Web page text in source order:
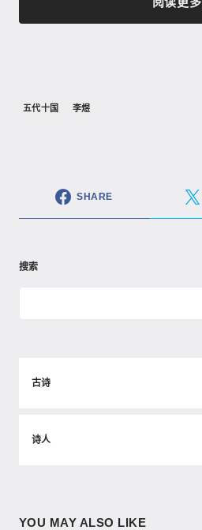
五代十国 李煜
SHARE
搜索
古诗
诗人
YOU MAY ALSO LIKE